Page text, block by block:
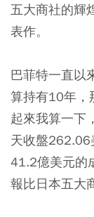
五大商社的輝
表作。
巴菲特一直以
算持有10年
起來我算一下
天收盤262.06
41.2億美元的
報比日本五大